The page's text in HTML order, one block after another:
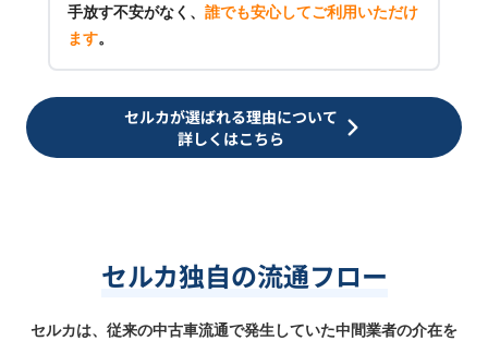
手放す不安がなく、 誰でも安心してご利用いただけ
ます。
セルカが選ばれる理由について
詳しくはこちら
セルカ独自の流通フロー
セルカは、従来の中古車流通で発生していた中間業者の介在を